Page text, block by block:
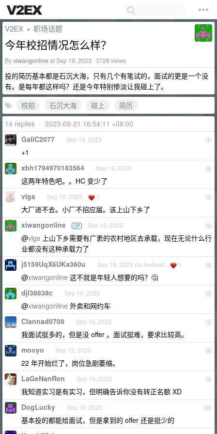
V2EX › 职场话题
今年校招情况怎么样？
Byxiwangonlineat Sep 19, 2023 · 3728 views
投的简历基本都是石沉大海，只有几个有笔试的，面试的更是一个没
有。是每年都这样吗？还是今年特别惨淡让我碰上了。
校招
石沉大海 碰上
简历
14 replies • 2023-09-21 16:54:11 +08:00
1
GaliC2077 Sep 19, 2023
+1
2
xbh1794970183564 Sep 19, 2023
这两年特色吧。。HC 变少了
3
vlgs Sep 19, 2023 1
大厂进不去。小厂不招应届。该上山下乡了
4
xiwangonline OP Sep 19, 2023
@vlgs 上山下乡需要有广袤的农村地区去承载，现在无论什么行
业都没有这种承载力了
5
j5159UqX6UKa360u Sep 19, 2023 via Android 1
@xiwangonline 这不就是年轻人想要的吗？🤔
6
dji38838c Sep 19, 2023
@xiwangonline 外卖和网约车
7
Clannad0708 Sep 19, 2023
我面试挺多的，但是没 offer 。面试挺难，要求比较高。
8
mooyo Sep 19, 2023
22 年开始烂了，岗位急剧萎缩。
9
LaGeNanRen Sep 19, 2023
我知道实习是有实习，但明确告诉你没有转正名额 XD
10
DogLucky Sep 19, 2023
基本投的都能给面试，但是拿到的 offer 还是挺少的